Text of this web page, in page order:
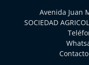
Avenida Juan
SOCIEDAD